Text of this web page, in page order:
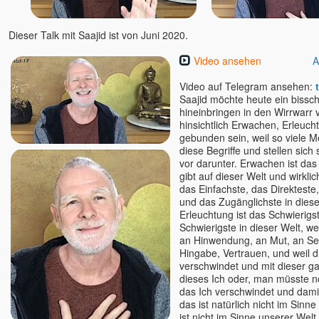
Jim Newman
Jörg Wedereit
John David
John de Ruiter
Jürgen Hummes - die
Spirebos
Kareem & Pratibha
Karim
Karin Gerlach - Mayakarina
Karl Renz
Kevin
Kerstin Landwehr
Lena Giger
Lino Heimild
Lisa Cairns
Ludmilla und Roland
Mada Dalian
Madhukar
Dieser Talk mit Saajid ist von Juni 2020.
Video ansehen
Video auf Telegram ansehen:
Saajid möchte heute ein
hineinbringen in den Wirrwarr
hinsichtlich Erwachen,
gebunden sein, weil so viele
diese Begriffe und stellen sich
vor darunter. Erwachen ist
gibt auf dieser Welt und
das Einfachste, das
und das Zugänglichste in
Erleuchtung ist das
Schwierigste in dieser Welt,
an Hinwendung, an Mut, an
Hingabe, Vertrauen, und weil
verschwindet und mit dieser
dieses Ich oder, man müsste
das Ich verschwindet und
das ist natürlich nicht im